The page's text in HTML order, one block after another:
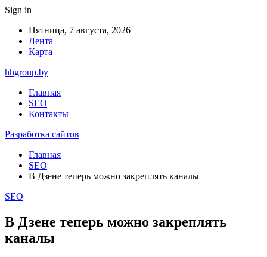
Sign in
Пятница, 7 августа, 2026
Лента
Карта
hhgroup.by
Главная
SEO
Контакты
Разработка сайтов
Главная
SEO
В Дзене теперь можно закреплять каналы
SEO
В Дзене теперь можно закреплять
каналы